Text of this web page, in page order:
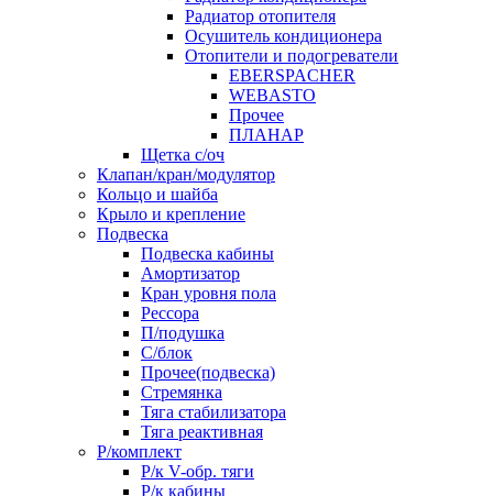
Радиатор отопителя
Осушитель кондиционера
Отопители и подогреватели
EBERSPACHER
WEBASTO
Прочее
ПЛАНАР
Щетка с/оч
Клапан/кран/модулятор
Кольцо и шайба
Крыло и крепление
Подвеска
Подвеска кабины
Амортизатор
Кран уровня пола
Рессора
П/подушка
С/блок
Прочее(подвеска)
Стремянка
Тяга стабилизатора
Тяга реактивная
Р/комплект
Р/к V-обр. тяги
Р/к кабины